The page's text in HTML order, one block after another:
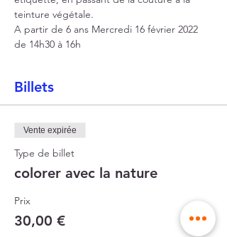
teinture végétale.
A partir de 6 ans Mercredi 16 février 2022
de 14h30 à 16h
Billets
Vente expirée
Type de billet
colorer avec la nature
Prix
30,00 €